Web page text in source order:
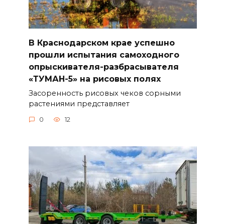
В Краснодарском крае успешно
прошли испытания самоходного
опрыскивателя-разбрасывателя
«ТУМАН-5» на рисовых полях
Засоренность рисовых чеков сорными
растениями представляет
0 12